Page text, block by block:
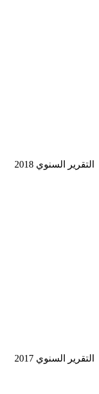
السنوي 2018
السنوي 2017